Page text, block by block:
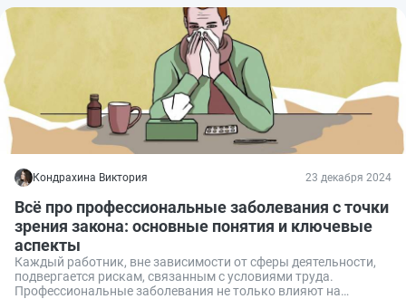
грозит за сокрытие производственной травмы.
Кондрахина Виктория 23 декабря 2024
Всё про профессиональные заболевания с точки
зрения закона: основные понятия и ключевые
аспекты
Каждый работник, вне зависимости от сферы деятельности,
подвергается рискам, связанным с условиями труда.
Профессиональные заболевания не только влияют на